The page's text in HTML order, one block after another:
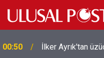
00:39
Liverpool efsanesi
Trabzonspor ile